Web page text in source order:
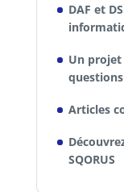
DAF et
Un projet
Articles
SQORUS